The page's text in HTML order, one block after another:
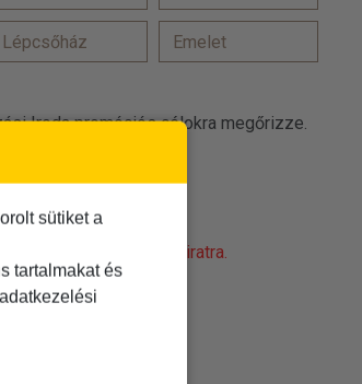
Iroda promóciós célokra megőrizze.
'Nem vagyok robot' feliratra.
sütiket a
tartalmakat és